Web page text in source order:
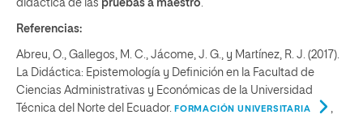
didáctica de las pruebas a maestro.
Referencias:
Abreu, O., Gallegos, M. C., Jácome, J. G., y Martínez, R. J. (2017).
La Didáctica: Epistemología y Definición en la Facultad de
Ciencias Administrativas y Económicas de la Universidad
Técnica del Norte del Ecuador. FORMACIÓN UNIVERSITARIA
,